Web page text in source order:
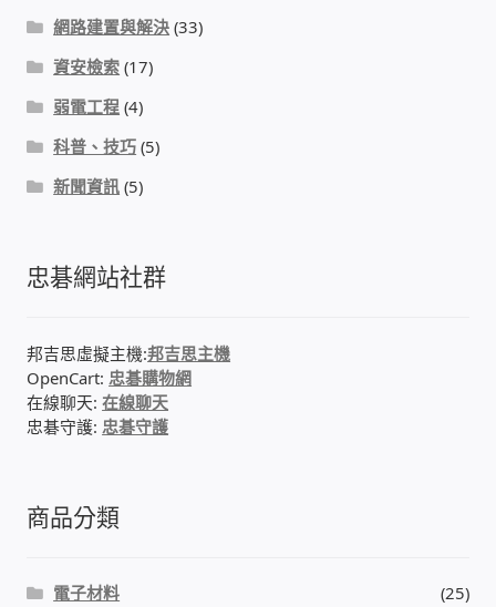
線上網路購物
我的帳號
購物車
網路建置與解決 (33)
資安檢索 (17)
弱電工程 (4)
科普、技巧 (5)
新聞資訊 (5)
忠碁網站社群
邦吉思虛擬主機:邦吉思主機
OpenCart: 忠碁購物網
在線聊天:在線聊天
忠碁守護: 忠碁守護
商品分類
電子材料 (25)